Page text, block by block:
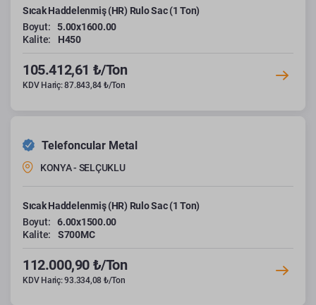
Sıcak Haddelenmiş (HR) Rulo Sac (1 Ton)
Boyut:
5.00x1600.00
Kalite:
H450
105.412,61 ₺/Ton
KDV Hariç: 87.843,84 ₺/Ton
Telefoncular Metal
KONYA - SELÇUKLU
Sıcak Haddelenmiş (HR) Rulo Sac (1 Ton)
Boyut:
6.00x1500.00
Kalite:
S700MC
112.000,90 ₺/Ton
KDV Hariç: 93.334,08 ₺/Ton